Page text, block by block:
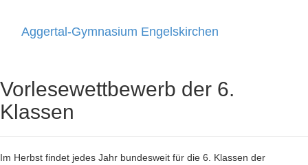
Aggertal-Gymnasium Engelskirchen
Vorlesewettbewerb der 6.
Klassen
Im Herbst findet jedes Jahr bundesweit für die 6. Klassen der